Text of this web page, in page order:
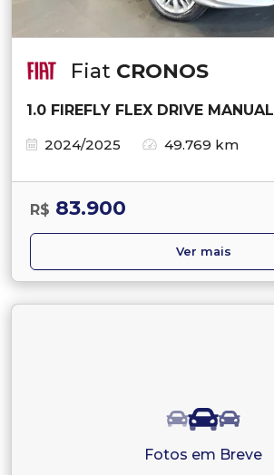
Fiat CRONOS
1.0 FIREFLY FLEX DRIVE MANUAL
2024/2025
49.769 km
R$ 83.900
Ver mais
Fotos em Breve